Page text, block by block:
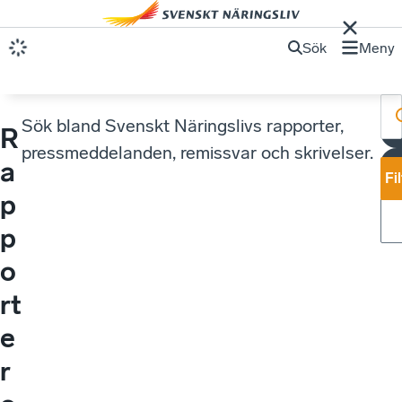
Sök Meny
R
a
p
p
o
rt
e
r
Sök bland Svenskt Näringslivs rapporter,
pressmeddelanden, remissvar och skrivelser.